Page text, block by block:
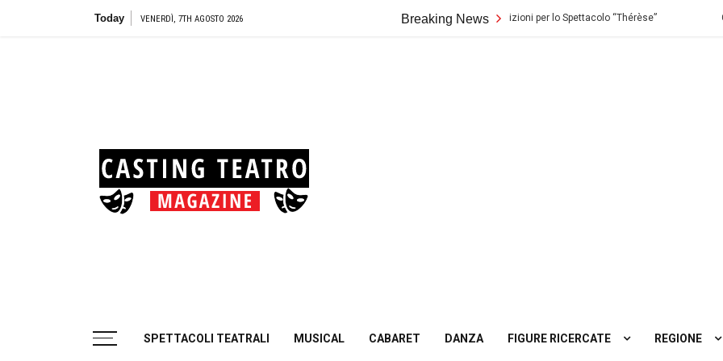
Today VENERDÌ, 7TH AGOSTO 2026 Breaking News
Teatro Biondo di Palermo: Audizioni per lo Spettacolo “Thérèse”
SPETTACOLI TEATRALI MUSICAL CABARET DANZA FIGURE RICERCATE REGIONE